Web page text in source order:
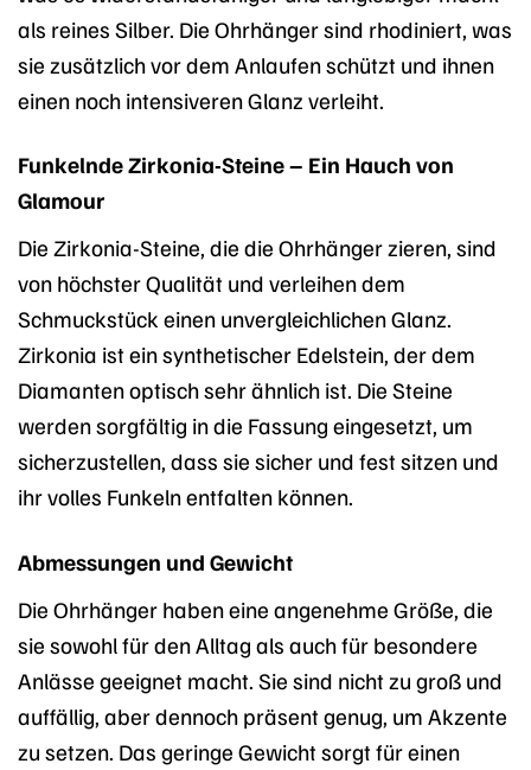
als reines Silber. Die Ohrhänger sind rhodiniert, was
sie zusätzlich vor dem Anlaufen schützt und ihnen
einen noch intensiveren Glanz verleiht.
Funkelnde Zirkonia-Steine – Ein Hauch von
Glamour
Die Zirkonia-Steine, die die Ohrhänger zieren, sind
von höchster Qualität und verleihen dem
Schmuckstück einen unvergleichlichen Glanz.
Zirkonia ist ein synthetischer Edelstein, der dem
Diamanten optisch sehr ähnlich ist. Die Steine
werden sorgfältig in die Fassung eingesetzt, um
sicherzustellen, dass sie sicher und fest sitzen und
ihr volles Funkeln entfalten können.
Abmessungen und Gewicht
Die Ohrhänger haben eine angenehme Größe, die
sie sowohl für den Alltag als auch für besondere
Anlässe geeignet macht. Sie sind nicht zu groß und
auffällig, aber dennoch präsent genug, um Akzente
zu setzen. Das geringe Gewicht sorgt für einen